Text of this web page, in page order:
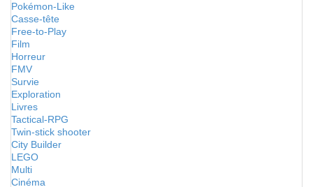
Pokémon-Like
Casse-tête
Free-to-Play
Film
Horreur
FMV
Survie
Exploration
Livres
Tactical-RPG
Twin-stick shooter
City Builder
LEGO
Multi
Cinéma